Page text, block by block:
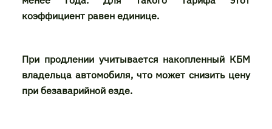
коэффициент равен единице.
При продлении учитывается накопленный КБМ
владельца автомобиля, что может снизить цену
при безаварийной езде.